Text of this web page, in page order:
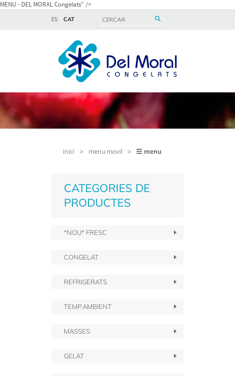
MENU- DEL MORAL Congelats" />
ES CAT
inici > menu movil > menu
CATEGORIES DE
PRODUCTES
*NOU* FRESC
CONGELAT
REFRIGERATS
TEMP.AMBIENT
MASSES
GELAT